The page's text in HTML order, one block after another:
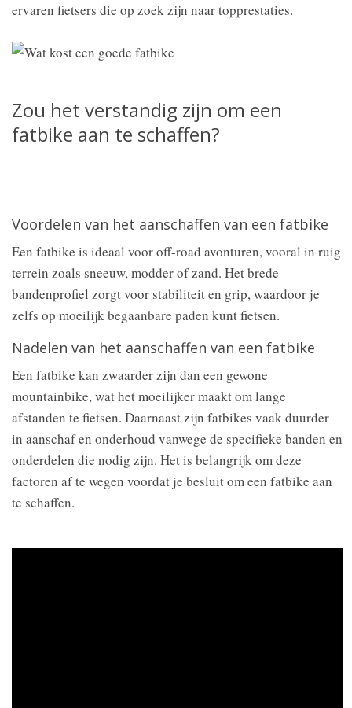
ervaren fietsers die op zoek zijn naar topprestaties.
Zou het verstandig zijn om een
fatbike aan te schaffen?
Voordelen van het aanschaffen van een fatbike
Een fatbike is ideaal voor off-road avonturen, vooral in ruig
terrein zoals sneeuw, modder of zand. Het brede
bandenprofiel zorgt voor stabiliteit en grip, waardoor je
zelfs op moeilijk begaanbare paden kunt fietsen.
Nadelen van het aanschaffen van een fatbike
Een fatbike kan zwaarder zijn dan een gewone
mountainbike, wat het moeilijker maakt om lange
afstanden te fietsen. Daarnaast zijn fatbikes vaak duurder
in aanschaf en onderhoud vanwege de specifieke banden en
onderdelen die nodig zijn. Het is belangrijk om deze
factoren af te wegen voordat je besluit om een fatbike aan
te schaffen.